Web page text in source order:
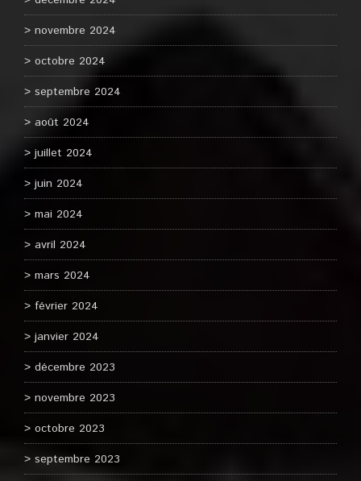
novembre 2024
octobre 2024
septembre 2024
août 2024
juillet 2024
juin 2024
mai 2024
avril 2024
mars 2024
février 2024
janvier 2024
décembre 2023
novembre 2023
octobre 2023
septembre 2023